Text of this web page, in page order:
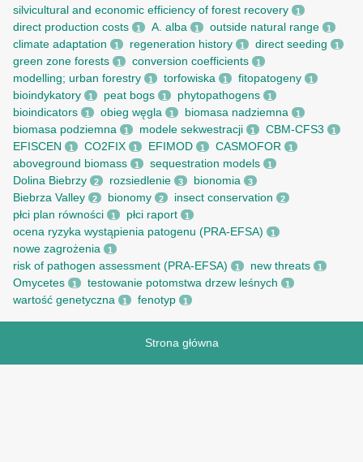
silvicultural and economic efficiency of forest recovery 1
direct production costs 1 A. alba 1 outside natural range 1
climate adaptation 1 regeneration history 1 direct seeding 1
green zone forests 1 conversion coefficients 1
modelling; urban forestry 1 torfowiska 1 fitopatogeny 1
bioindykatory 1 peat bogs 1 phytopathogens 1
bioindicators 1 obieg węgla 1 biomasa nadziemna 1
biomasa podziemna 1 modele sekwestracji 1 CBM-CFS3 1
EFISCEN 1 CO2FIX 1 EFIMOD 1 CASMOFOR 1
aboveground biomass 1 sequestration models 1
Dolina Biebrzy 2 rozsiedlenie 3 bionomia 3
Biebrza Valley 2 bionomy 2 insect conservation 2
płci plan równości 1 płci raport 1
ocena ryzyka wystąpienia patogenu (PRA-EFSA) 1
nowe zagrożenia 1
risk of pathogen assessment (PRA-EFSA) 1 new threats 1
Omycetes 1 testowanie potomstwa drzew leśnych 1
wartość genetyczna 1 fenotyp 1
Strona główna